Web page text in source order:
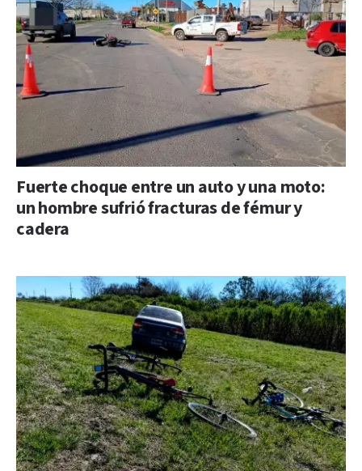
Fuerte choque entre un auto y una moto:
un hombre sufrió fracturas de fémur y
cadera